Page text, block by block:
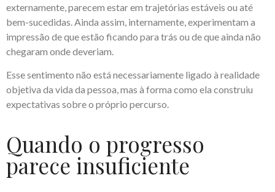
externamente, parecem estar em trajetórias estáveis ou até
bem-sucedidas. Ainda assim, internamente, experimentam a
impressão de que estão ficando para trás ou de que ainda não
chegaram onde deveriam.
Esse sentimento não está necessariamente ligado à realidade
objetiva da vida da pessoa, mas à forma como ela construiu
expectativas sobre o próprio percurso.
Quando o progresso
parece insuficiente